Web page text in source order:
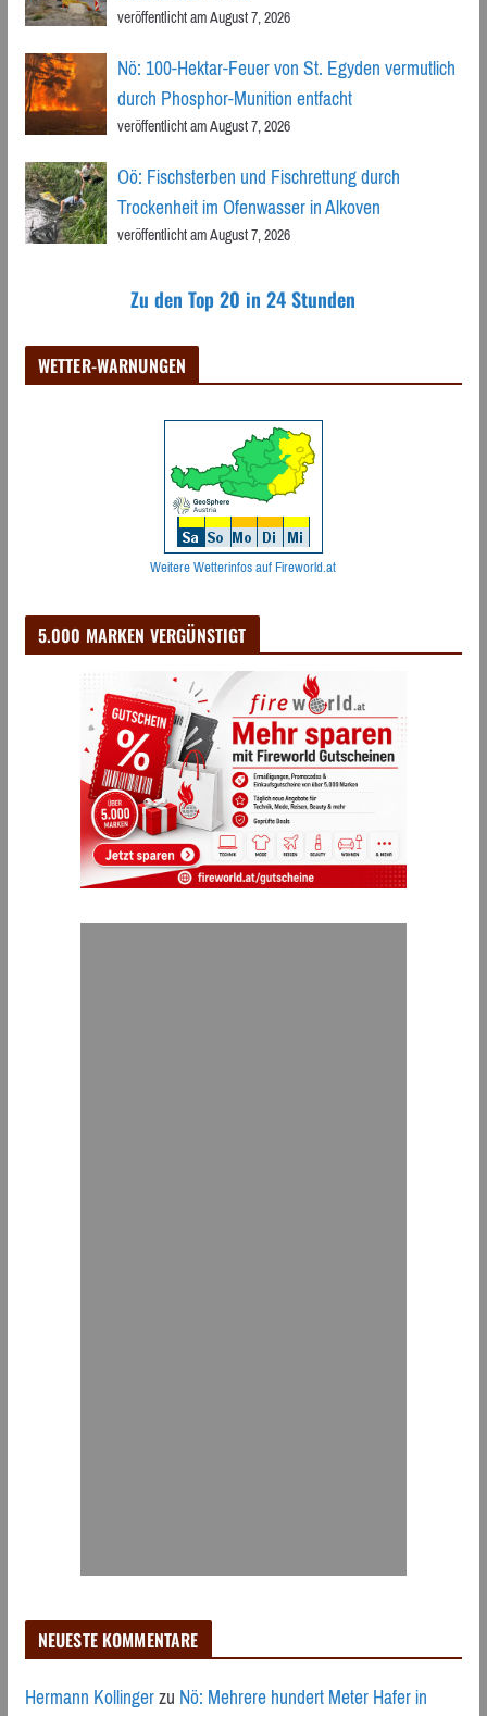
veröffentlicht am August 7, 2026
Nö: 100-Hektar-Feuer von St. Egyden vermutlich
durch Phosphor-Munition entfacht
veröffentlicht am August 7, 2026
Oö: Fischsterben und Fischrettung durch
Trockenheit im Ofenwasser in Alkoven
veröffentlicht am August 7, 2026
Zu den Top 20 in 24 Stunden
WETTER-WARNUNGEN
Weitere Wetterinfos auf Fireworld.at
5.000 MARKEN VERGÜNSTIGT
NEUESTE KOMMENTARE
Hermann KollingerzuNö: Mehrere hundert Meter Hafer in